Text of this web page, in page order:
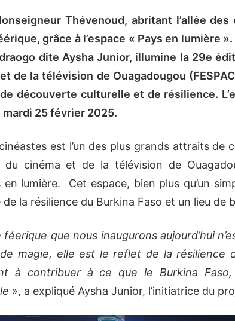
Thévenoud, abritant l’allée
grâce à l’espace « Pays en lumière
dite Aysha Junior, illumine la 29e
de la télévision de Ouagadougou
découverte culturelle et de résilience.
mardi 25 février 2025.
est l’un des plus grands attraits de
du cinéma et de la télévision de
en lumière. Cet espace, bien plus qu’un
de la résilience du Burkina Faso et un lieu de
que nous inaugurons aujourd’hui
magie, elle est le reflet de la résilience
à contribuer à ce que le Burkina
», a expliqué Aysha Junior, l’initiatrice du